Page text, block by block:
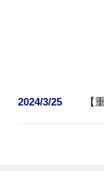
2024/3/25 【